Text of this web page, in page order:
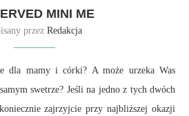
MINI ME
przez Redakcja
dla mamy i córki? A może urzeka Was
swetrze? Jeśli na jedno z tych dwóch
zajrzyjcie przy najbliższej okazji